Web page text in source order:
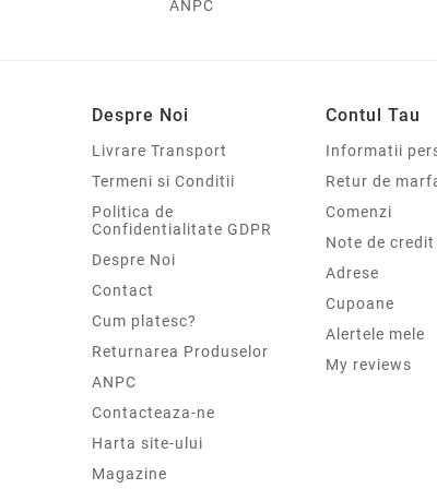
ANPC
Despre Noi
Livrare Transport
Termeni si Conditii
Politica de
Confidentialitate GDPR
Despre Noi
Contact
Cum platesc?
Returnarea Produselor
ANPC
Contacteaza-ne
Harta site-ului
Magazine
Contul Tau
Informatii
Retur de
Comenzi
Note de credit
Adrese
Cupoane
Alertele mele
My reviews